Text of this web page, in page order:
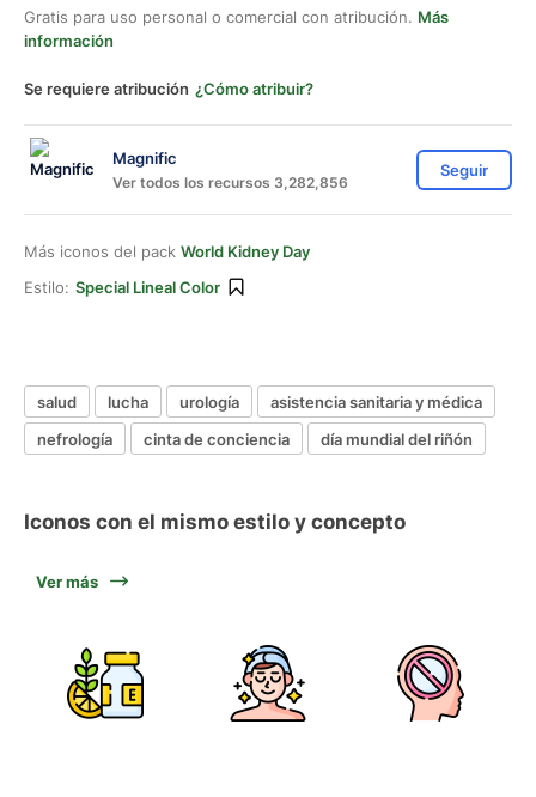
Gratis para uso personal o comercial con atribución. Más
información
Se requiere atribución ¿Cómo atribuir?
Magnific
Ver todos los recursos 3,282,856
Seguir
Más iconos del pack World Kidney Day
Estilo: Special Lineal Color
salud lucha urología
asistencia sanitaria y médica
nefrología
cinta de conciencia día mundial del riñón
Iconos con el mismo estilo y concepto
Ver más